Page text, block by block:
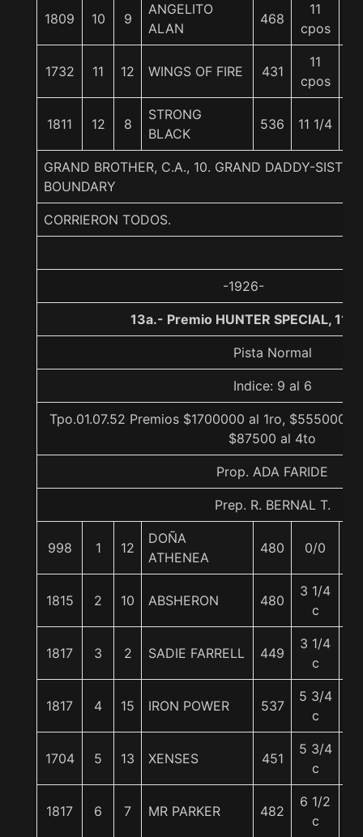
1809 10 9
ANGELITO
ALAN
468
11
cpos
1732 11 12 WINGS OF FIRE 431
11
cpos
1811 12 8
STRONG
BLACK
536 11 1/4
GRAND BROTHER, C.A., 10. GRAND DADDY-
BOUNDARY
CORRIERON TODOS.
-1926-
13a.- Premio HUNTER SPECIAL,
Pista Normal
Indice: 9 al 6
Tpo.01.07.52 Premios $1700000 al 1ro, $555000
$87500 al 4to
Prop. ADA FARIDE
Prep. R. BERNAL T.
998 1 12
DOÑA
ATHENEA
480 0/0
1815 2 10 ABSHERON 480
3 1/4
c
1817 3 2 SADIE FARRELL 449
3 1/4
c
1817 4 15 IRON POWER 537
5 3/4
c
1704 5 13 XENSES 451
5 3/4
c
1817 6 7 MR PARKER 482
6 1/2
c